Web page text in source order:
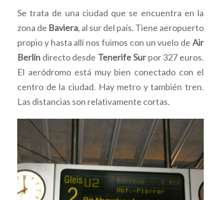
Se trata de una ciudad que se encuentra en la
zona de Baviera, al sur del país. Tiene aeropuerto
propio y hasta allí nos fuimos con un vuelo de Air
Berlín directo desde Tenerife Surpor 327 euros.
El aeródromo está muy bien conectado con el
centro de la ciudad. Hay metro y también tren.
Las distancias son relativamente cortas.